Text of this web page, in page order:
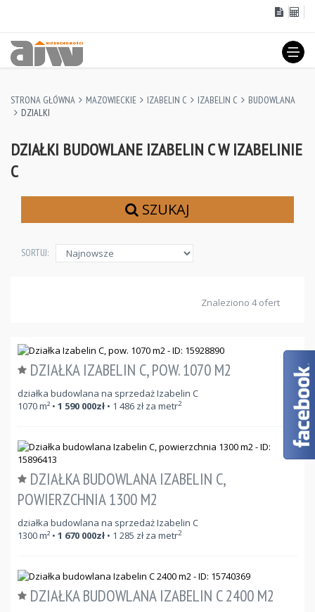
STRONA GŁÓWNA MAZOWIECKIE IZABELIN C IZABELIN C
BUDOWLANA
DZIALKI
DZIAŁKI BUDOWLANE IZABELIN C W IZABELINIE
C
SZUKAJ
SORTUJ:
Znaleziono 4 ofert
DZIAŁKA IZABELIN C, POW. 1070 M2
działka budowlana na sprzedaż Izabelin C
1070m² • 1 590 000zł • 1 486 zł za metr2
DZIAŁKA BUDOWLANA IZABELIN C,
POWIERZCHNIA 1300 M2
działka budowlana na sprzedaż Izabelin C
1300m² • 1 670 000zł • 1 285 zł za metr2
DZIAŁKA BUDOWLANA IZABELIN C 2400 M2